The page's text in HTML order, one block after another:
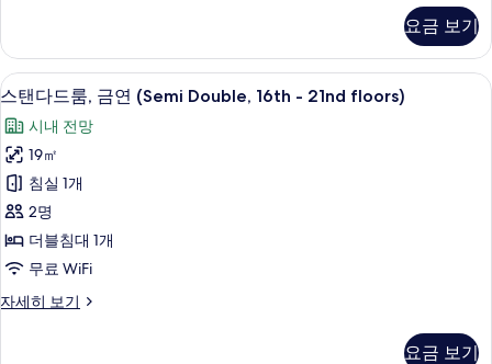
floors,2
single+1
extra
bed)
사
진
모
두
보
기
리
플
룸,
연
(16th-
21st
floors,2
single+1
extra
bed)
자
히
요금 보기
스
탠
다
드
룸,
금
연
(Semi
Double,
스탠다드룸, 금연 (Semi Double, 16th
10
스탠다드룸, 금연 (Semi Double, 16th - 21nd floors)
시내 전망
19㎡
침실 1개
2명
더블침대 1개
무료 WiFi
자세히 보기
스
요금 보기